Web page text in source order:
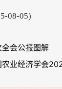
08-05)
会公报图解
业经济学会